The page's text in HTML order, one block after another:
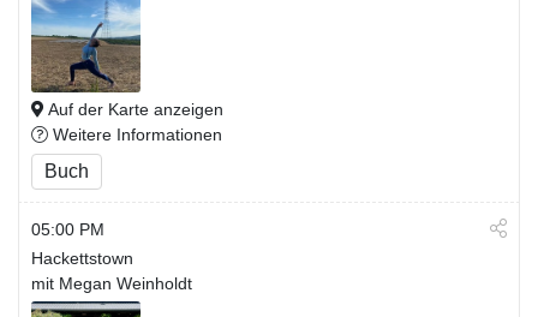
Auf der Karte anzeigen
Weitere Informationen
Buch
05:00 PM
Hackettstown
mit Megan Weinholdt